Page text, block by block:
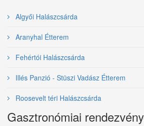
Algyői Halászcsárda
Aranyhal Étterem
Fehértói Halászcsárda
Illés Panzió - Stüszi Vadász Étterem
Roosevelt téri Halászcsárda
Gasztronómiai